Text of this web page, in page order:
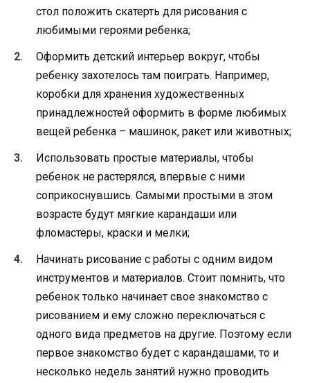
стол положить скатерть для рисования с
любимыми героями ребенка;
Оформить детский интерьер вокруг, чтобы
ребенку захотелось там поиграть. Например,
коробки для хранения художественных
принадлежностей оформить в форме любимых
вещей ребенка – машинок, ракет или животных;
Использовать простые материалы, чтобы
ребенок не растерялся, впервые с ними
соприкоснувшись. Самыми простыми в этом
возрасте будут мягкие карандаши или
фломастеры, краски и мелки;
Начинать рисование с работы с одним видом
инструментов и материалов. Стоит помнить, что
ребенок только начинает свое знакомство с
рисованием и ему сложно переключаться с
одного вида предметов на другие. Поэтому если
первое знакомство будет с карандашами, то и
несколько недель занятий нужно проводить